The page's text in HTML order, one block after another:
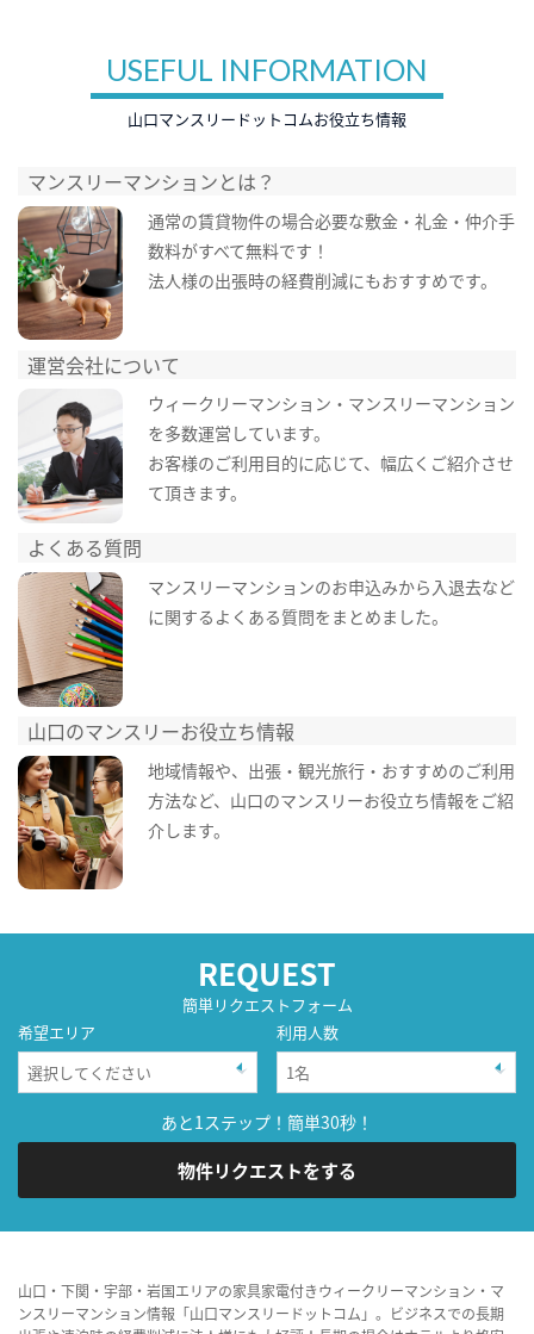
USEFUL INFORMATION
山口マンスリードットコムお役立ち情報
マンスリーマンションとは？
通常の賃貸物件の場合必要な敷金・礼金・仲介手
数料がすべて無料です！
法人様の出張時の経費削減にもおすすめです。
運営会社について
ウィークリーマンション・マンスリーマンション
を多数運営しています。
お客様のご利用目的に応じて、幅広くご紹介させ
て頂きます。
よくある質問
マンスリーマンションのお申込みから入退去など
に関するよくある質問をまとめました。
山口のマンスリーお役立ち情報
地域情報や、出張・観光旅行・おすすめのご利用
方法など、山口のマンスリーお役立ち情報をご紹
介します。
REQUEST
簡単リクエストフォーム
希望エリア
利用人数
あと1ステップ！簡単30秒！
物件リクエストをする
山口・下関・宇部・岩国エリアの家具家電付きウィークリーマンション・マ
ンスリーマンション情報「山口マンスリードットコム」。ビジネスでの長期